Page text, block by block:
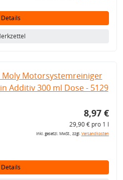
Details
Moly Motorsystemreiniger
Additiv 300 ml Dose - 5129
8,97 €
29,90 € pro 1 l
inkl. gesetzl. MwSt., zzgl.Versandkosten
Details